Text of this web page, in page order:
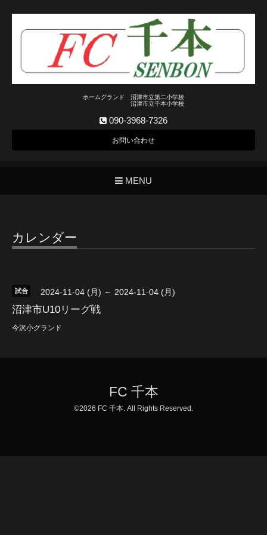
ホームグランド 沼津市立第二小学校
沼津市立千本小学校
090-3968-7326
お問い合わせ
MENU
カレンダー
試合 2024-11-04 (月) ～ 2024-11-04 (月)
沼津市U10リーグ戦
今沢小グランド
FC 千本
©2026 FC 千本 . All Rights Reserved.